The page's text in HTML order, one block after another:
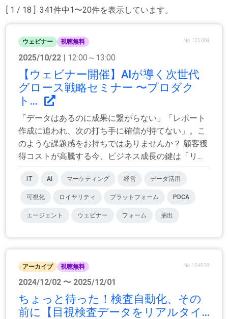
[ 1 / 18 ] 341件中1〜20件を表示しています。
ウェビナー 視聴無料 No.155004
2025/10/22 | 12:00～13:00
【ウェビナー開催】AIが導く次世代
グロース戦略セミナー 〜プロダク
ト...
「データはあるのに成果に繋がらない」「レポート
作成に追われ、次の打ち手に確信が持てない」。こ
のような課題感をお持ちではありませんか？ 顧客獲
得コストが高騰する今、ビジネス成長の鍵は「リ...
IT AI マーケティング 経営 データ活用
可視化 ロイヤリティ プラットフォーム PDCA
エージェント ウェビナー フォーム 抽出
アーカイブ 視聴無料 No.154828
2024/12/02 〜 2025/12/01
ちょっと待った！検査自動化、その
前に【目視検査データをリアルタイ...